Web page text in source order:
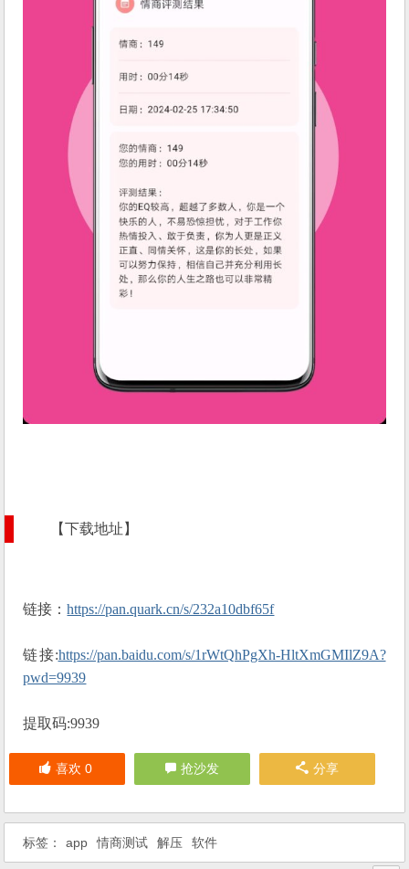
【下载地址】
链接：https://pan.quark.cn/s/232a10dbf65f
链接:https://pan.baidu.com/s/1rWtQhPgXh-HltXmGMIlZ9A?
pwd=9939
提取码:9939
喜欢 0 抢沙发 分享
标签： app 情商测试 解压 软件